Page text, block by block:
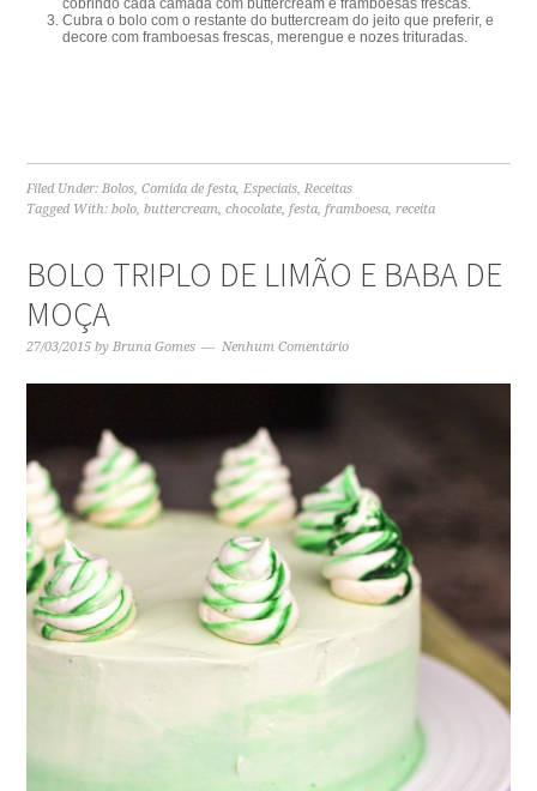
Cubra o bolo com o restante do buttercream do jeito que preferir, e
decore com framboesas frescas, merengue e nozes trituradas.
Filed Under: Bolos ,Comida de festa Especiais Receitas
Tagged With:bolo ,buttercream ,chocolate festa framboesa receita
BOLO TRIPLO DE LIMÃO E BABA DE
MOÇA
27/03/2015 by Bruna Gomes Nenhum Comentário